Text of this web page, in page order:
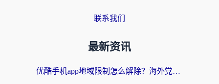
联系我们
最新资讯
优酷手机app地域限制怎么解除？海外党亲测有效的追剧方案